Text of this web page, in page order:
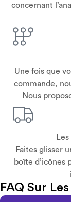
concernant
Une fois que
commande,
Nous
Faites glisser
boîte d’icônes
FAQ Sur